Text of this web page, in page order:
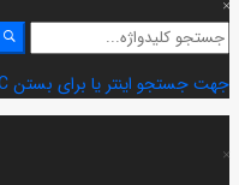
جستجو
برای:
جهت جستجو اینتر یا برای بستن ESC را بزنید